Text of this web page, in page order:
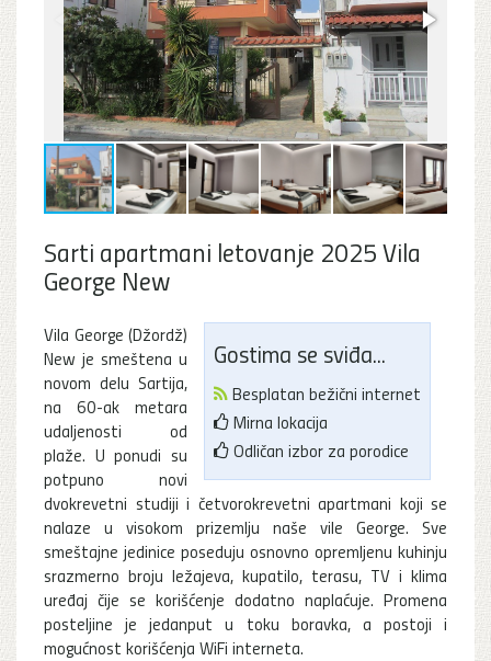
Sarti apartmani letovanje 2025 Vila
George New
Gostima se sviđa...
Besplatan bežični internet
Mirna lokacija
Odličan izbor za porodice
Vila George (Džordž)
New je smeštena u
novom delu Sartija,
na 60-ak metara
udaljenosti od
plaže. U ponudi su
potpuno novi
dvokrevetni studiji i četvorokrevetni apartmani koji se
nalaze u visokom prizemlju naše vile George. Sve
smeštajne jedinice poseduju osnovno opremljenu kuhinju
srazmerno broju ležajeva, kupatilo, terasu, TV i klima
uređaj čije se korišćenje dodatno naplaćuje. Promena
posteljine je jedanput u toku boravka, a postoji i
mogućnost korišćenja WiFi interneta.